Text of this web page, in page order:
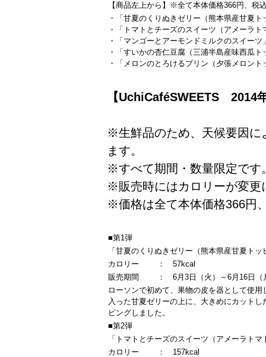
【商品左上から】※全て本体価格366円、税
・「甘夏のくりぬきゼリー（熊本県産甘夏ト
・「トマトとチーズのスイーツ（アメーラ
・「マンゴーとアーモンドミルクのスイーツ
・「すいかの杏仁豆腐（三浦半島産味西瓜ト
・「メロンのとろけるプリン（夕張メロント
【UchiCaféSWEETS 2014
※生鮮品のため、天候要因に
ます。
※すべて期間・数量限定です
※販売時にはカロリーが変更
※価格は全て本体価格366円
■第1弾
「甘夏のくりぬきゼリー（熊本県産甘夏トッ
カロリー
：
57kcal
販売期間
：
6月3日（火）～6月16日（
ローソンで初めて、果物の皮を器として使用
入った甘夏ゼリーの上に、大きめにカットし
ピングしました。
■第2弾
「トマトとチーズのスイーツ（アメーラト
カロリー
：
157kcal